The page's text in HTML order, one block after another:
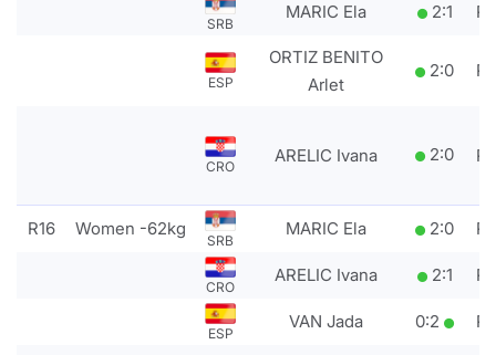
SRB
MARIC Ela 2:1
ESP
ORTIZ BENITO
Arlet
2:0
CRO
ARELIC Ivana 2:0
R16 Women -62kg
SRB
MARIC Ela 2:0
CRO
ARELIC Ivana 2:1
ESP
VAN Jada 0:2